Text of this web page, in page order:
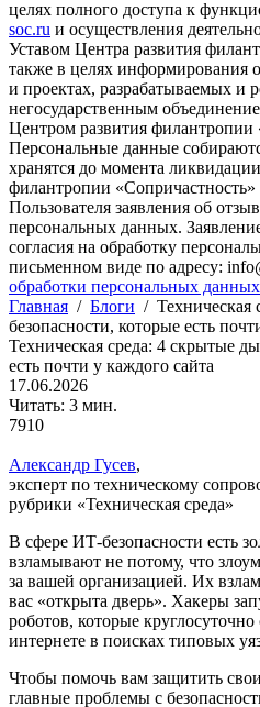
целях полного доступа к
soc.ru и осуществления
Уставом Центра развития
также в целях информирования
и проектах, разрабатываемых и
негосударственным
Центром развития филантропии
Персональные данные
хранятся до момента
филантропии
Пользователя заявления об
персональных данных.
согласия на обработку
письменном виде по адресу:
обработки персональных
Главная / Блоги / Техническая
безопасности, которые есть
Техническая среда: 4 скрытые
есть почти у каждого сайта
17.06.2026
Читать: 3 мин.
7910
Александр Гусев,
эксперт по техническому
рубрики «Техническая среда»
В сфере ИТ-безопасности есть
взламывают не потому, что
за вашей организацией. Их
вас «открыта дверь». Хакеры
роботов, которые
интернете в поисках типовых
Чтобы помочь вам защитить
главные проблемы с